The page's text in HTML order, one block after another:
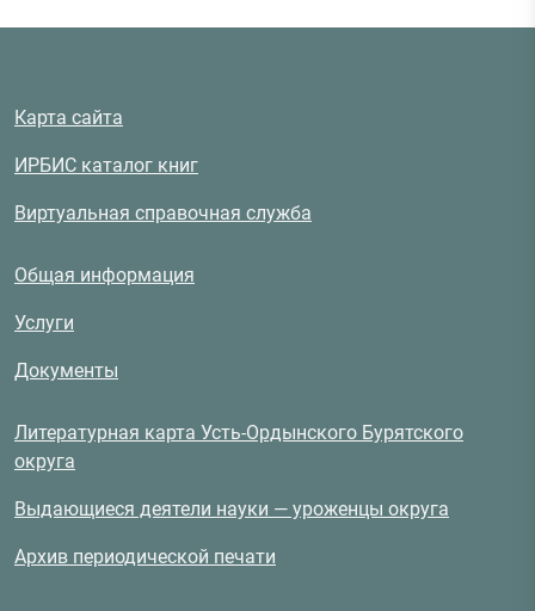
Карта сайта
ИРБИС каталог книг
Виртуальная справочная служба
Общая информация
Услуги
Документы
Литературная карта Усть-Ордынского Бурятского
округа
Выдающиеся деятели науки — уроженцы округа
Архив периодической печати